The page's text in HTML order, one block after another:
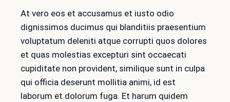
At vero eos et accusamus et iusto odio
dignissimos ducimus qui blanditiis praesentium
voluptatum deleniti atque corrupti quos dolores
et quas molestias excepturi sint occaecati
cupiditate non provident, similique sunt in culpa
qui officia deserunt mollitia animi, id est
laborum et dolorum fuga. Et harum quidem